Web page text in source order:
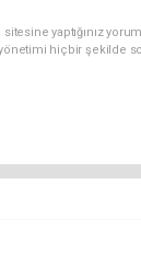
yaptığınız
hiçbir şekilde